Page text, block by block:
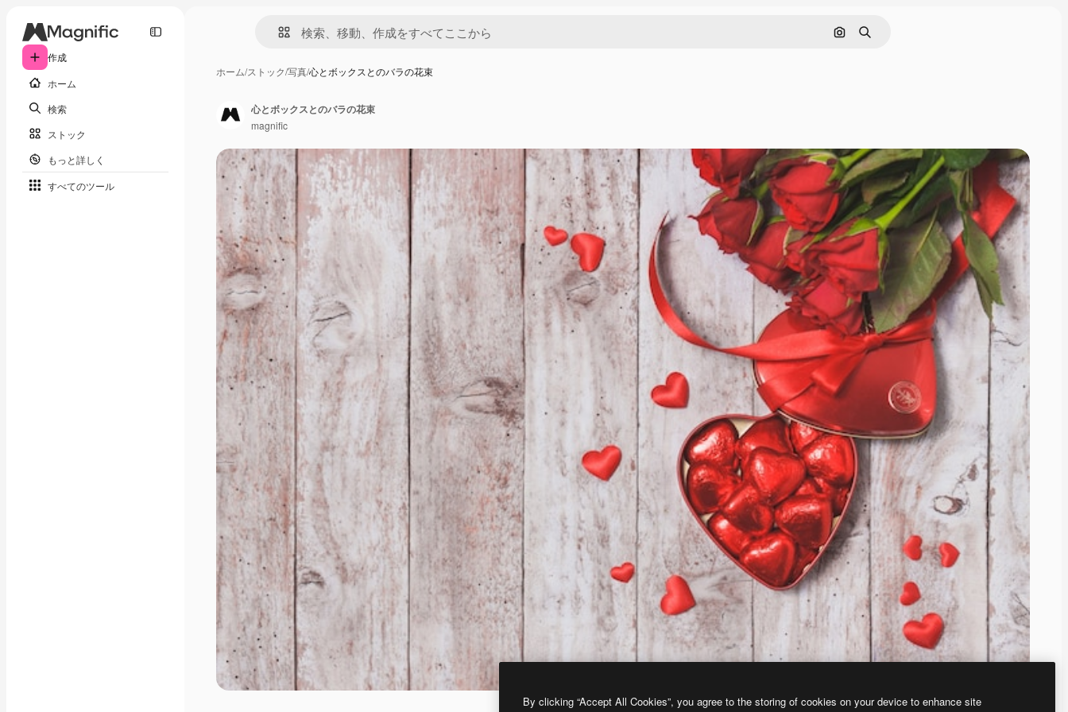
作成
ホーム
検索
ストック
もっと詳しく
すべてのツール
画像で検索
検索
ホーム/ストック/写真/心とボックスとのバラの花束
心とボックスとのバラの花束
magnific
By clicking “Accept All Cookies”, you agree to the storing of cookies on your device to enhance site